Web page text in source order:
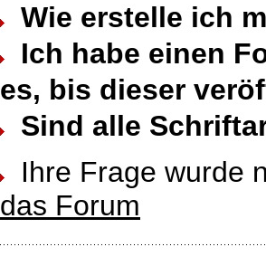
Wie erstelle ich
Ich habe einen
es, bis dieser
Sind alle
Ihre Frage wurde
das Forum